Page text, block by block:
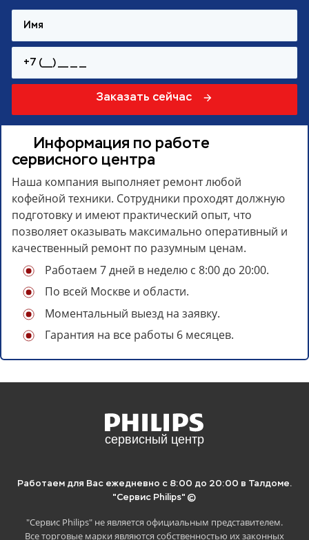
Заказать сейчас
Информация по работе
сервисного центра
Наша компания выполняет ремонт любой
кофейной техники. Сотрудники проходят должную
подготовку и имеют практический опыт, что
позволяет оказывать максимально оперативный и
качественный ремонт по разумным ценам.
Работаем 7 дней в неделю с 8:00 до 20:00.
По всей Москве и области.
Моментальный выезд на заявку.
Гарантия на все работы 6 месяцев.
Отложите статью на потом, если
нет времени читать.
Работаем для Вас ежедневно с 8:00 до 20:00 в Талдоме.
"Сервис Philips" ©
"Сервис Philips" не является официальным представителем.
Все торговые марки являются собственностью их законных